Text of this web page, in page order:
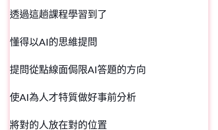
透過這趟課程學習到了
懂得以AI的思維提問
提問從點線面侷限AI答題的方向
使AI為人才特質做好事前分析
將對的人放在對的位置